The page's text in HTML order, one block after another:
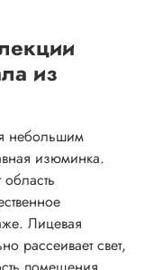
из
небольшим
изюминка.
Лицевая
рассеивает свет,